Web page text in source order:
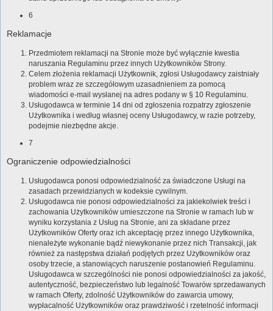
6
Reklamacje
Przedmiotem reklamacji na Stronie może być wyłącznie kwestia
naruszania Regulaminu przez innych Użytkowników Strony.
Celem złożenia reklamacji Użytkownik, zgłosi Usługodawcy zaistniały
problem wraz ze szczegółowym uzasadnieniem za pomocą
wiadomości e-mail wysłanej na adres podany w § 10 Regulaminu.
Usługodawca w terminie 14 dni od zgłoszenia rozpatrzy zgłoszenie
Użytkownika i według własnej oceny Usługodawcy, w razie potrzeby,
podejmie niezbędne akcje.
7
Ograniczenie odpowiedzialności
Usługodawca ponosi odpowiedzialność za świadczone Usługi na
zasadach przewidzianych w kodeksie cywilnym.
Usługodawca nie ponosi odpowiedzialności za jakiekolwiek treści i
zachowania Użytkowników umieszczone na Stronie w ramach lub w
wyniku korzystania z Usług na Stronie, ani za składane przez
Użytkowników Oferty oraz ich akceptację przez innego Użytkownika,
nienależyte wykonanie bądź niewykonanie przez nich Transakcji, jak
również za następstwa działań podjętych przez Użytkowników oraz
osoby trzecie, a stanowiących naruszenie postanowień Regulaminu.
Usługodawca w szczególności nie ponosi odpowiedzialności za jakość,
autentyczność, bezpieczeństwo lub legalność Towarów sprzedawanych
w ramach Oferty, zdolność Użytkowników do zawarcia umowy,
wypłacalność Użytkowników oraz prawdziwość i rzetelność informacji